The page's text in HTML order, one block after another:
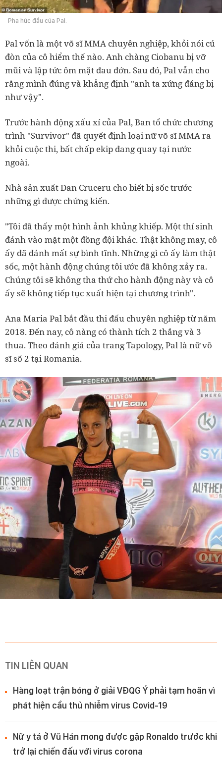
Pha húc đầu của Pal.
Pal vốn là một võ sĩ MMA chuyên nghiệp, khỏi nói cú
đòn của cô hiểm thế nào. Anh chàng Ciobanu bị vỡ
mũi và lập tức ôm mặt đau đớn. Sau đó, Pal vẫn cho
rằng mình đúng và khẳng định "anh ta xứng đáng bị
như vậy".
Trước hành động xấu xí của Pal, Ban tổ chức chương
trình "Survivor" đã quyết định loại nữ võ sĩ MMA ra
khỏi cuộc thi, bất chấp ekip đang quay tại nước
ngoài.
Nhà sản xuất Dan Cruceru cho biết bị sốc trước
những gì được chứng kiến.
"Tôi đã thấy một hình ảnh khủng khiếp. Một thí sinh
đánh vào mặt một đồng đội khác. Thật không may, cô
ấy đã đánh mất sự bình tĩnh. Những gì cô ấy làm thật
sốc, một hành động chúng tôi ước đã không xảy ra.
Chúng tôi sẽ không tha thứ cho hành động này và cô
ấy sẽ không tiếp tục xuất hiện tại chương trình".
Ana Maria Pal bắt đầu thi đấu chuyên nghiệp từ năm
2018. Đến nay, cô nàng có thành tích 2 thắng và 3
thua. Theo đánh giá của trang Tapology, Pal là nữ võ
sĩ số 2 tại Romania.
TIN LIÊN QUAN
Hàng loạt trận bóng ở giải VĐQG Ý phải tạm hoãn vì
phát hiện cầu thủ nhiễm virus Covid-19
Nữ y tá ở Vũ Hán mong được gặp Ronaldo trước khi
trở lại chiến đấu với virus corona